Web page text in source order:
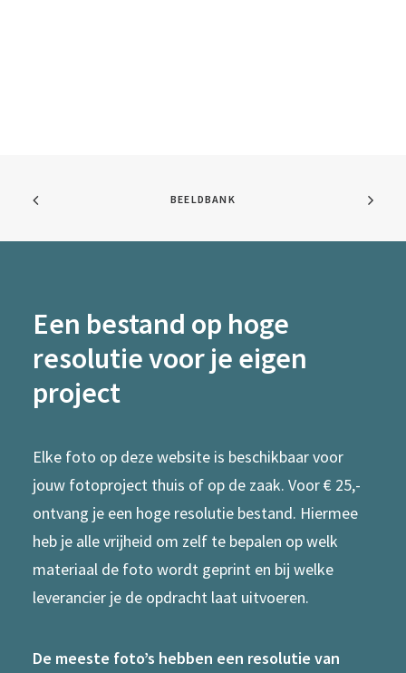
BEELDBANK
Een bestand op hoge
resolutie voor je eigen
project
Elke foto op deze website is beschikbaar voor
jouw fotoproject thuis of op de zaak. Voor € 25,-
ontvang je een hoge resolutie bestand. Hiermee
heb je alle vrijheid om zelf te bepalen op welk
materiaal de foto wordt geprint en bij welke
leverancier je de opdracht laat uitvoeren.
De meeste foto’s hebben een resolutie van